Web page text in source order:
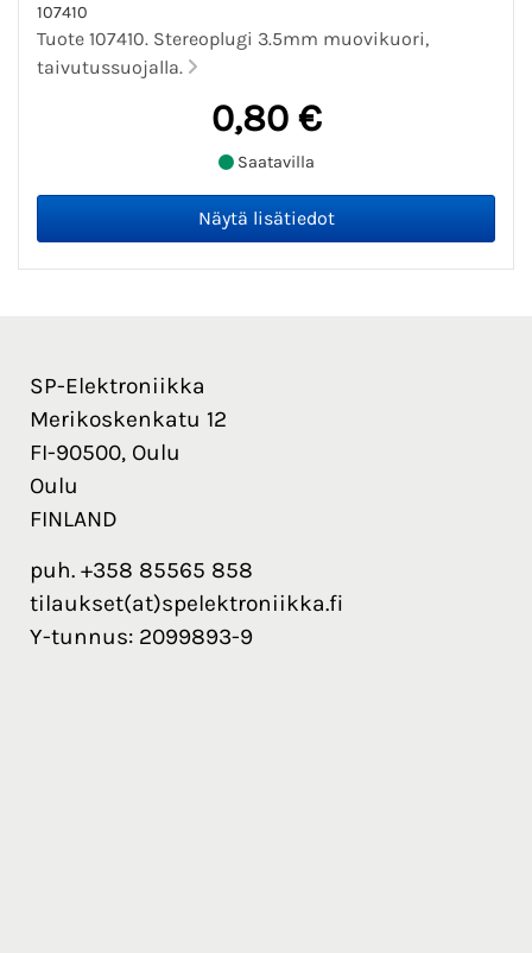
107410
Tuote 107410. Stereoplugi 3.5mm muovikuori,
taivutussuojalla.
0,80 €
Saatavilla
SP-Elektroniikka
Merikoskenkatu 12
FI-90500, Oulu
Oulu
FINLAND
puh. +358 85565 858
tilaukset(at)spelektroniikka.fi
Y-tunnus: 2099893-9